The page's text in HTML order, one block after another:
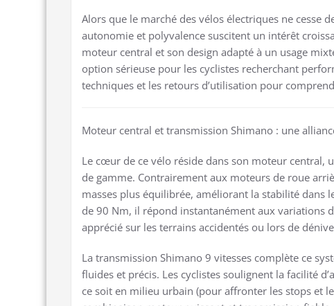
Alors que le marché des vélos électriques ne cesse
autonomie et polyvalence suscitent un intérêt
moteur central et son design adapté à un usage
option sérieuse pour les cyclistes recherchant
techniques et les retours d’utilisation pour
Moteur central et transmission Shimano : une
Le cœur de ce vélo réside dans son moteur central,
de gamme. Contrairement aux moteurs de roue
masses plus équilibrée, améliorant la stabilité dans
de 90 Nm, il répond instantanément aux variations
apprécié sur les terrains accidentés ou lors de
La transmission Shimano 9 vitesses complète ce
fluides et précis. Les cyclistes soulignent la facilité
ce soit en milieu urbain (pour affronter les stops et